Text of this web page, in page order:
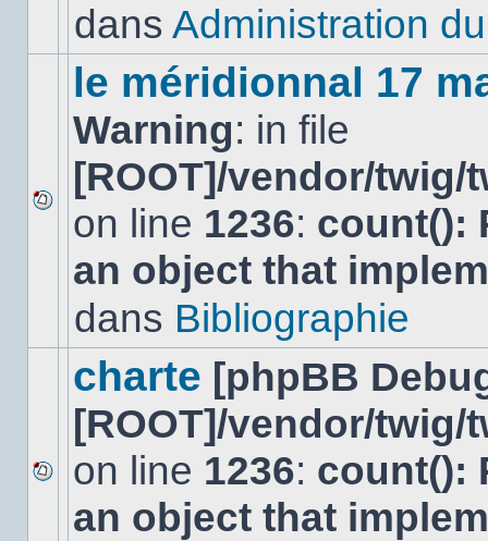
sujet.
dans Administration
Aucun
nouveau
message
non-
dans
le méridionnal 17
Warning: in file
[ROOT]/vendor/
on line 1236: count():
an object that
dans Bibliographie
Aucun
nouveau
message
charte [phpBB
[ROOT]/vendor/
on line 1236: count():
an object that